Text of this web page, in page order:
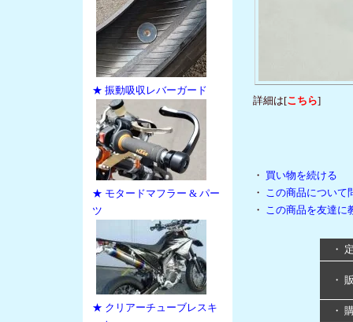
★ 振動吸収レバーガード
★ モタードマフラー & パー
ツ
★ クリアーチューブレスキ
詳細は[こちら]
・ 買い物を続ける
・ この商品について
・ この商品を友達に
・
・
・